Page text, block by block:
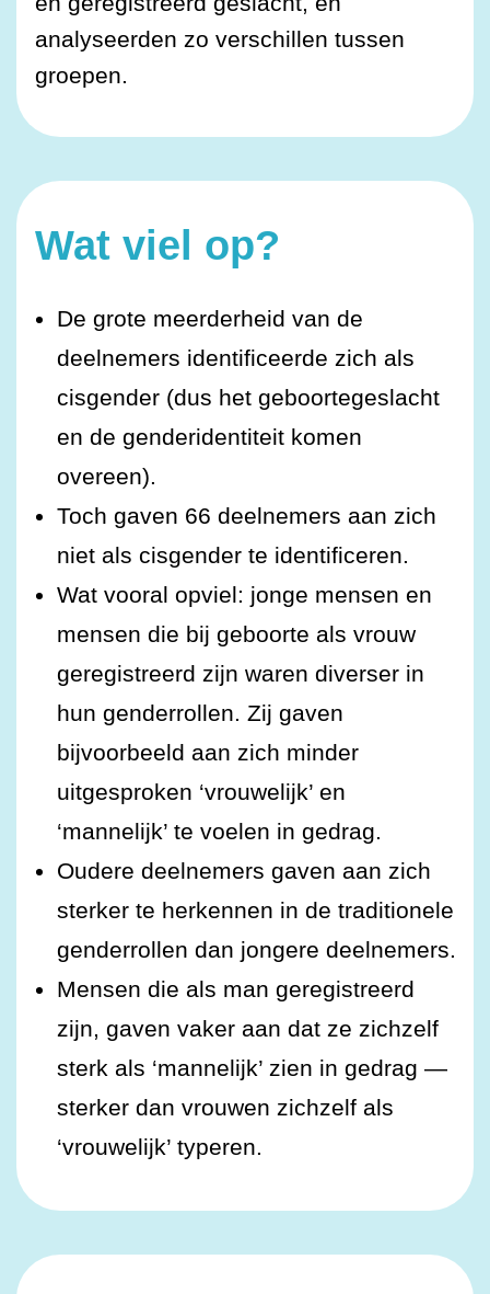
analyseerden zo verschillen tussen
groepen.
Wat viel op?
De grote meerderheid van de
deelnemers identificeerde zich als
cisgender (dus het geboortegeslacht
en de genderidentiteit komen
overeen).
Toch gaven 66 deelnemers aan zich
niet als cisgender te identificeren.
Wat vooral opviel: jonge mensen en
mensen die bij geboorte als vrouw
geregistreerd zijn waren diverser in
hun genderrollen. Zij gaven
bijvoorbeeld aan zich minder
uitgesproken ‘vrouwelijk’ en
‘mannelijk’ te voelen in gedrag.
Oudere deelnemers gaven aan zich
sterker te herkennen in de traditionele
genderrollen dan jongere deelnemers.
Mensen die als man geregistreerd
zijn, gaven vaker aan dat ze zichzelf
sterk als ‘mannelijk’ zien in gedrag —
sterker dan vrouwen zichzelf als
‘vrouwelijk’ typeren.